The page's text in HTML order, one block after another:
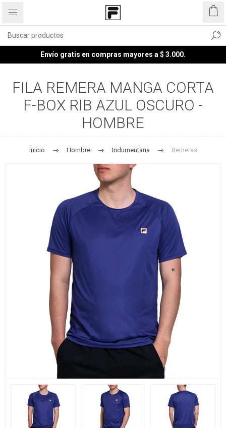
Envío gratis en compras mayores a $ 3.000.
FILA REMERA MANGA CORTA
F-BOX RIB AZUL OSCURO -
HOMBRE
Inicio Hombre Indumentaria Remeras